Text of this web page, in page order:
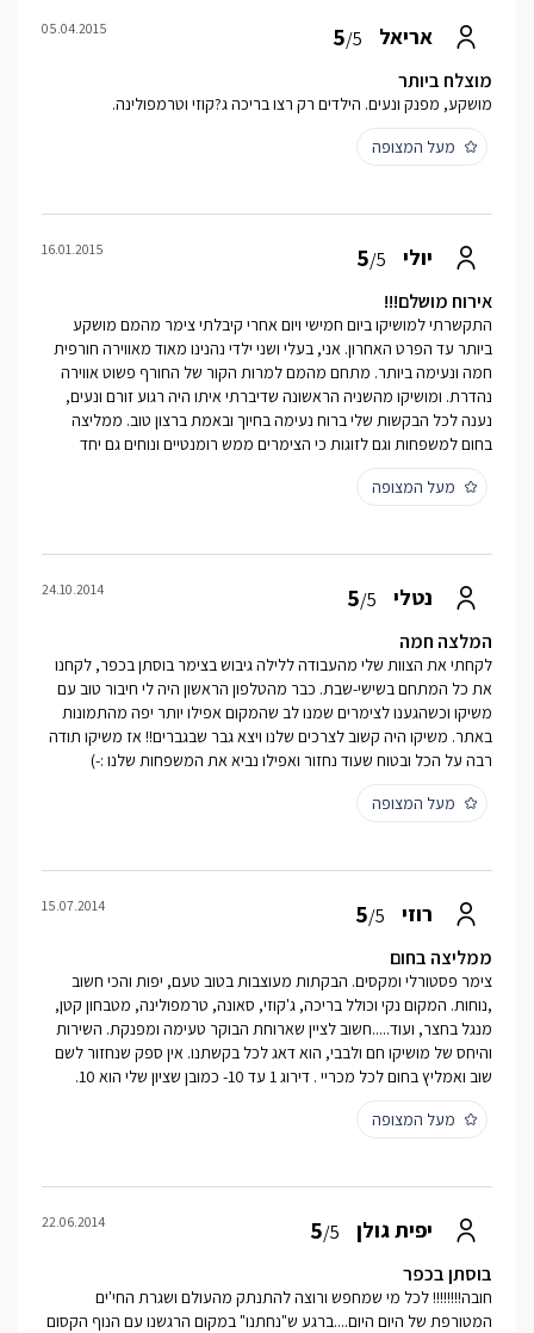
אריאל 5/5
05.04.2015
מוצלח ביותר
מושקע, מפנק ונעים. הילדים רק רצו בריכה ג?קוזי וטרמפולינה.
מעל המצופה
יולי 5/5
16.01.2015
אירוח מושלם!!!
התקשרתי למושיקו ביום חמישי ויום אחרי קיבלתי צימר מהמם מושקע
ביותר עד הפרט האחרון. אני, בעלי ושני ילדי נהנינו מאוד מאווירה חורפית
חמה ונעימה ביותר. מתחם מהמם למרות הקור של החורף פשוט אווירה
נהדרת. ומושיקו מהשניה הראשונה שדיברתי איתו היה רגוע זורם ונעים,
נענה לכל הבקשות שלי ברוח נעימה בחיוך ובאמת ברצון טוב. ממליצה
בחום למשפחות וגם לזוגות כי הצימרים ממש רומנטיים ונוחים גם יחד
מעל המצופה
נטלי 5/5
24.10.2014
המלצה חמה
לקחתי את הצוות שלי מהעבודה ללילה גיבוש בצימר בוסתן בכפר, לקחנו
את כל המתחם בשישי-שבת. כבר מהטלפון הראשון היה לי חיבור טוב עם
משיקו וכשהגענו לצימרים שמנו לב שהמקום אפילו יותר יפה מהתמונות
באתר. משיקו היה קשוב לצרכים שלנו ויצא גבר שבגברים!! אז משיקו תודה
רבה על הכל ובטוח שעוד נחזור ואפילו נביא את המשפחות שלנו :-)
מעל המצופה
רוזי 5/5
15.07.2014
ממליצה בחום
צימר פסטורלי ומקסים. הבקתות מעוצבות בטוב טעם, יפות והכי חשוב
,נוחות. המקום נקי וכולל בריכה, ג'קוזי, סאונה, טרמפולינה, מטבחון קטן,
מנגל בחצר, ועוד.....חשוב לציין שארוחת הבוקר טעימה ומפנקת. השירות
והיחס של מושיקו חם ולבבי, הוא דאג לכל בקשתנו. אין ספק שנחזור לשם
שוב ואמליץ בחום לכל מכריי . דירוג 1 עד 10- כמובן שציון שלי הוא 10.
מעל המצופה
יפית גולן 5/5
22.06.2014
בוסתן בכפר
חובה!!!!!!!! לכל מי שמחפש ורוצה להתנתק מהעולם ושגרת החי'ים
המטורפת של היום היום....ברגע ש"נחתנו" במקום הרגשנו עם הנוף הקסום